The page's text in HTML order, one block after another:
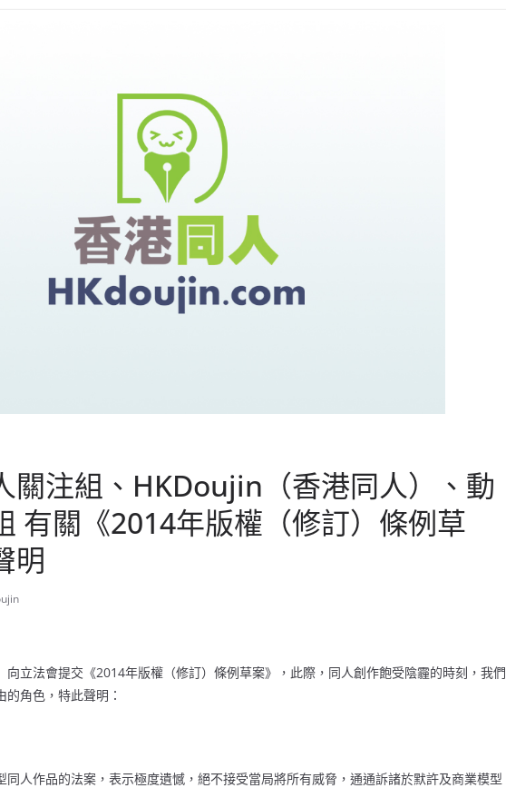
關注組、HKDoujin（香港同人）、動
有關《2014年版權（修訂）條例草
明
向立法會提交《2014年版權（修訂）條例草案》，此際，同人創作飽受陰霾的時刻，我們
的角色，特此聲明：
同人作品的法案，表示極度遺憾，絕不接受當局將所有威脅，通通訴諸於默許及商業模型